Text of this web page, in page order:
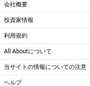
会社概要
投資家情報
利用規約
All Aboutについて
当サイトの情報についての注意
ヘルプ